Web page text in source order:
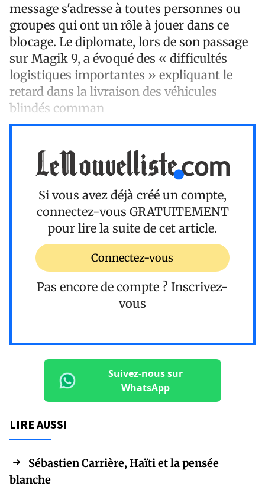
message s'adresse à toutes personnes ou
groupes qui ont un rôle à jouer dans ce
blocage. Le diplomate, lors de son passage
sur Magik 9, a évoqué des « difficultés
logistiques importantes » expliquant le
retard dans la livraison des véhicules
blindés comman
Si vous avez déjà créé un compte,
connectez-vous GRATUITEMENT
pour lire la suite de cet article.
Connectez-vous
Pas encore de compte ? Inscrivez-
vous
Suivez-nous sur
WhatsApp
LIRE AUSSI
Sébastien Carrière, Haïti et la pensée
blanche